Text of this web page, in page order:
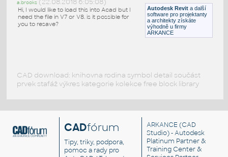
RFA Okna
Autodesk Revit a další
software pro projektanty
a architekty získáte
výhodně u firmy
ARKANCE
a.brooks
Hi, I would like to load this into Acad but I
need the file in V7 or V8. is it possible for
you to resave?
CAD download: knihovna rodina symbol detail součást
prvek stafáž výkres kategorie kolekce free block library
CADfórum
Tipy, triky, podpora,
pomoc a rady pro
ARKANCE (CAD
Studio) - Autodesk
Platinum Partner &
Training Center &